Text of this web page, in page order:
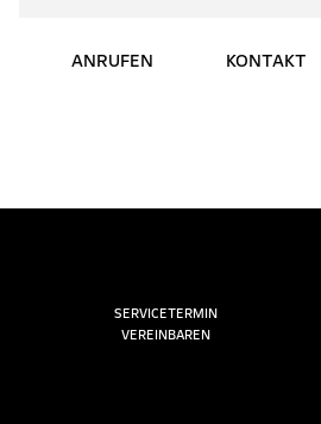
ANRUFEN KONTAKT
SERVICETERMIN
VEREINBAREN